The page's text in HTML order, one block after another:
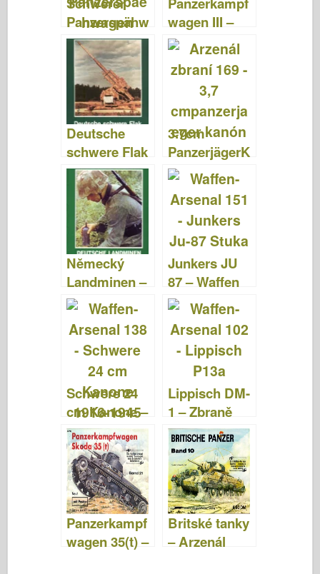
Panzerspähw
agen –
Waffen
Arsenal 089
wagen III –
Waffen
Arsenal 122
Deutsche
schwere Flak
–
Wydawnictw
o Militaria
Sonderband
15
3.7cm
PanzerjägerK
anone –
Arzenál
zbraní 169
Německý
Landminen –
Waffen
Arsenal 164
Junkers JU
87 – Waffen
Arsenal 151
Schwere 24
cm Kanone –
Waffen
Arsenal 138
Lippisch DM-
1 – Zbraně
Arsenal 102
Panzerkampf
wagen 35(t) –
Britské tanky
– Arzenál